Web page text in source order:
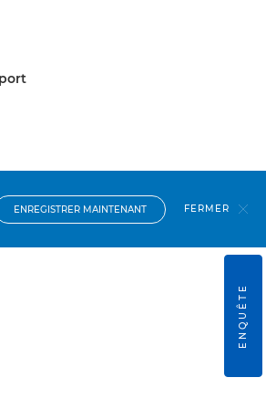
ENREGISTRER MAINTENANT FERMER
ENQUÊTE